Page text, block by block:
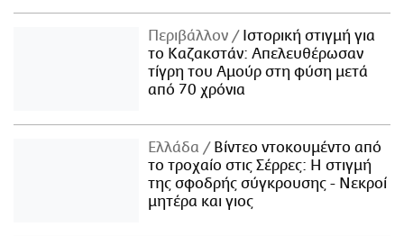
Περιβάλλον
Ιστορική στιγμή για
το Καζακστάν: Απελευθέρωσαν
τίγρη του Αμούρ στη φύση μετά
από 70 χρόνια
Ελλάδα
Βίντεο ντοκουμέντο από
το τροχαίο στις Σέρρες: Η στιγμή
της σφοδρής σύγκρουσης - Νεκροί
μητέρα και γιος